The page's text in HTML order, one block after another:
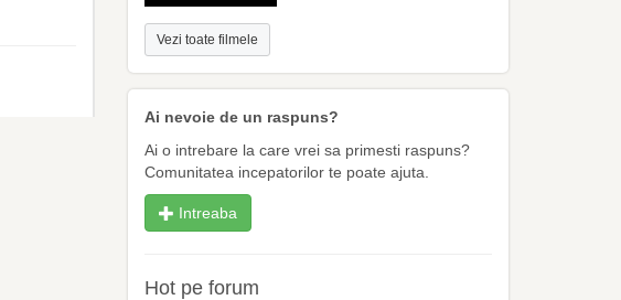
Vezi toate filmele
Ai nevoie de un raspuns?
Ai o intrebare la care vrei sa primesti raspuns?
Comunitatea incepatorilor te poate ajuta.
Intreaba
Hot pe forum